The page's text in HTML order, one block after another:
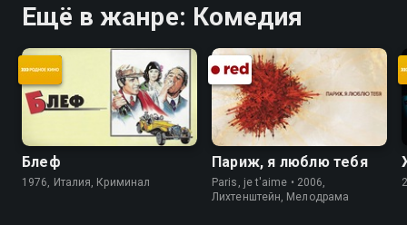
Ещё в жанре: Комедия
Блеф
1976, Италия, Криминал
Париж, я люблю тебя
Paris, je t'aime • 2006,
Лихтенштейн, Мелодрама